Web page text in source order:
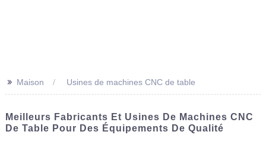
>> Maison Usines de machines CNC de table
Meilleurs Fabricants Et Usines De Machines CNC
De Table Pour Des Équipements De Qualité